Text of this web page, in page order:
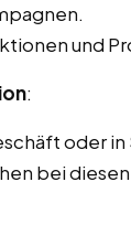
und
:
oder in
bei